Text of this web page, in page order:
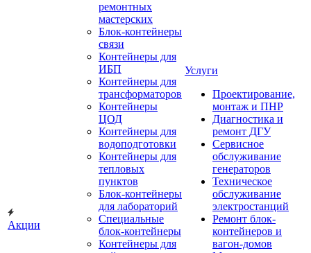
Акции
ремонтных
мастерских
Блок-контейнеры
связи
Контейнеры для
ИБП
Контейнеры для
трансформаторов
Контейнеры
ЦОД
Контейнеры для
водоподготовки
Контейнеры для
тепловых
пунктов
Блок-контейнеры
для лабораторий
Специальные
блок-контейнеры
Контейнеры для
Услуги
Проектирование,
монтаж и ПНР
Диагностика и
ремонт ДГУ
Сервисное
обслуживание
генераторов
Техническое
обслуживание
электростанций
Ремонт блок-
контейнеров и
вагон-домов